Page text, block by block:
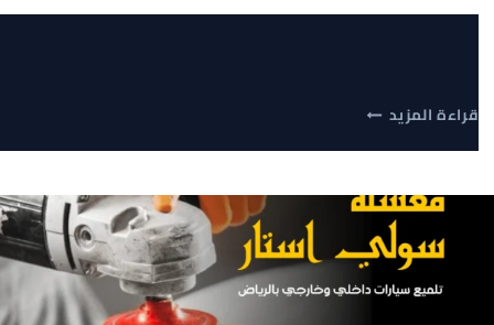
قراءة المزيدخدمة
السيارات
في
حي
الملقا
ابتعد
عن